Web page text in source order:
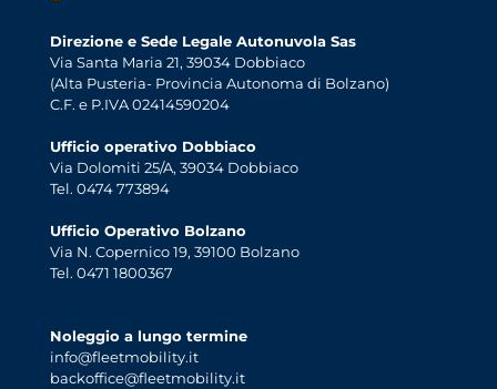
Direzione e Sede Legale Autonuvola Sas
Via Santa Maria 21, 39034 Dobbiaco
(Alta Pusteria- Provincia Autonoma di Bolzano)
C.F. e P.IVA 02414590204
Ufficio operativo Dobbiaco
Via Dolomiti 25/A, 39034 Dobbiaco
Tel. 0474 773894
Ufficio Operativo Bolzano
Via N. Copernico 19, 39100 Bolzano
Tel. 0471 1800367
Noleggio a lungo termine
info@fleetmobility.it
backoffice@fleetmobility.it